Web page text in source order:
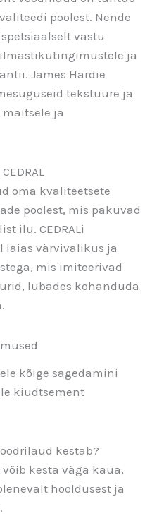
poolest. Nende
vastu
ja
James Hardie
tekstuure ja
ja
oma kvaliteetsete
poolest, mis pakuvad
ilu. CEDRALi
laias värvivalikus ja
mis imiteerivad
lubades kohanduda
kõige sagedamini
kiudtsement
kestab?
kesta väga kaua,
hooldusest ja